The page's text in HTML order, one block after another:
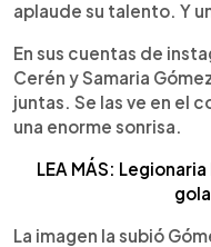
aplaude su talento. Y
En sus cuentas de
Cerén y Samaria
juntas. Se las ve en el
una enorme sonrisa.
LEA MÁS:
La imagen la subió